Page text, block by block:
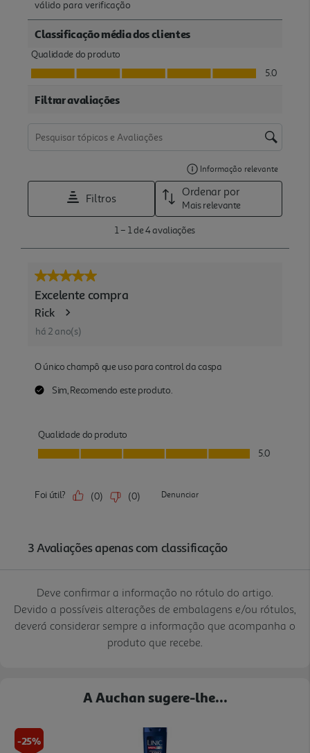
Deve confirmar a informação no rótulo do artigo.
Devido a possíveis alterações de embalagens e/ou rótulos,
deverá considerar sempre a informação que acompanha o
produto que recebe.
A Auchan sugere-lhe...
-25%